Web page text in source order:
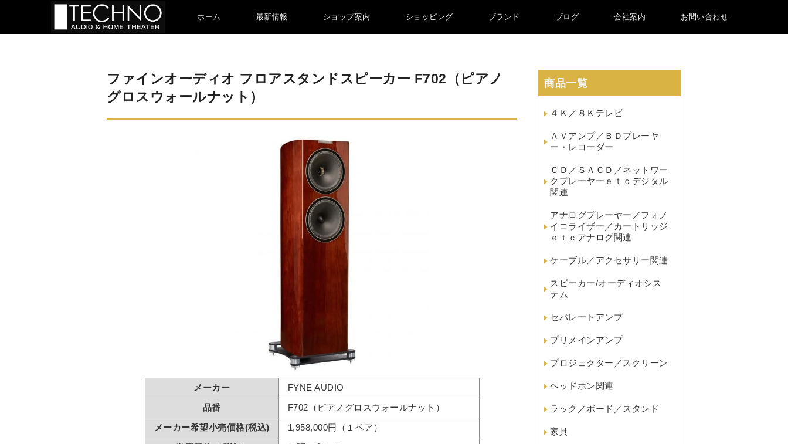
ホーム 最新情報 ショップ案内 ショッピング ブランド ブログ 会社案内 お問い合わせ
ファインオーディオ フロアスタンドスピーカー F702（ピアノ
グロスウォールナット）
メーカー
FYNE AUDIO
品番
F702（ピアノグロスウォールナット）
メーカー希望小売価格(税込)
1,958,000円（１ペア）
商品一覧
４Ｋ／８Ｋテレビ
ＡＶアンプ／ＢＤプレーヤ
ー・レコーダー
ＣＤ／ＳＡＣＤ／ネットワー
クプレーヤーｅｔｃデジタル
関連
アナログプレーヤー／フォノ
イコライザー／カートリッジ
ｅｔｃアナログ関連
ケーブル／アクセサリー関連
スピーカー/オーディオシス
テム
セパレートアンプ
プリメインアンプ
プロジェクター／スクリーン
ヘッドホン関連
ラック／ボード／スタンド
家具